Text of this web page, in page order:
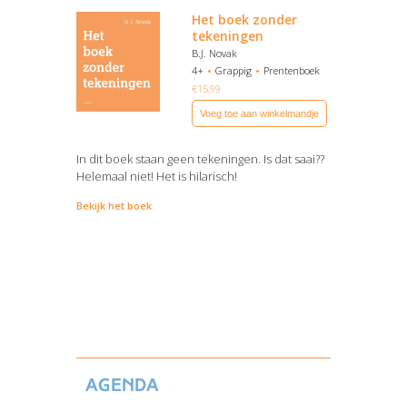
Het boek zonder
tekeningen
B.J. Novak
4+
Grappig
Prentenboek
€15,99
Voeg toe aan winkelmandje
In dit boek staan geen tekeningen. Is dat saai??
Helemaal niet! Het is hilarisch!
Bekijk het boek
Agenda